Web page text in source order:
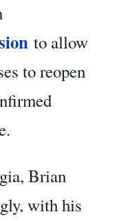
to allow
to reopen
Brian
with his